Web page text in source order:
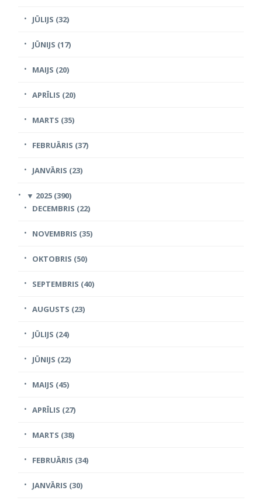
JŪLIJS (32)
JŪNIJS (17)
MAIJS (20)
APRĪLIS (20)
MARTS (35)
FEBRUĀRIS (37)
JANVĀRIS (23)
▼ 2025 (390)
DECEMBRIS (22)
NOVEMBRIS (35)
OKTOBRIS (50)
SEPTEMBRIS (40)
AUGUSTS (23)
JŪLIJS (24)
JŪNIJS (22)
MAIJS (45)
APRĪLIS (27)
MARTS (38)
FEBRUĀRIS (34)
JANVĀRIS (30)